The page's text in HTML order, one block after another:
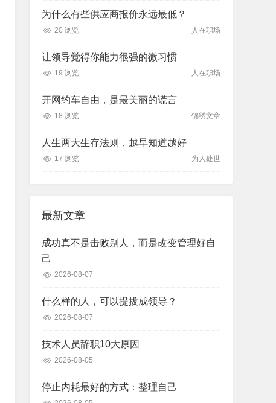
为什么有些供应商报价永远最低？
20 浏览 人在职场
让领导觉得你能力很强的微习惯
19 浏览 人在职场
开网约车自由，是最美丽的谎言
18 浏览 锦绣文章
人生两大生存法则，越早知道越好
17 浏览 为人处世
最新文章
成功真不是击败别人，而是改变管理好自
己
2026-08-07
什么样的人，可以提拔成领导？
2026-08-07
技术人员辞职10大原因
2026-08-05
停止内耗最好的方式：整理自己